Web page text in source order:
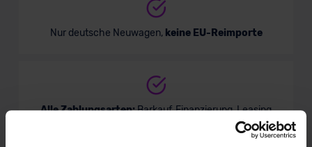
Nur deutsche Neuwagen, keine EU-Reimporte
Alle Zahlungsarten:Barkauf, Finanzierung, Leasing